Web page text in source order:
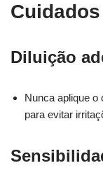
Diluição
Nunca aplique o
para evitar